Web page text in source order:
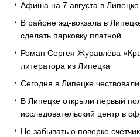
Афиша на 7 августа в Липецке
В районе жд-вокзала в
сделать парковку платной
Роман Сергея Журавлёва
литератора из Липецка
Сегодня в Липецке
В Липецке открыли первый
исследовательский центр в
Не забывать о поверке